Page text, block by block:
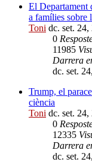
El Departament
a famílies sobre
Toni dc. set.
0
11985
Darrera
dc. set.
Trump, el
ciència
Toni dc. set.
0
12335
Darrera
dc. set.